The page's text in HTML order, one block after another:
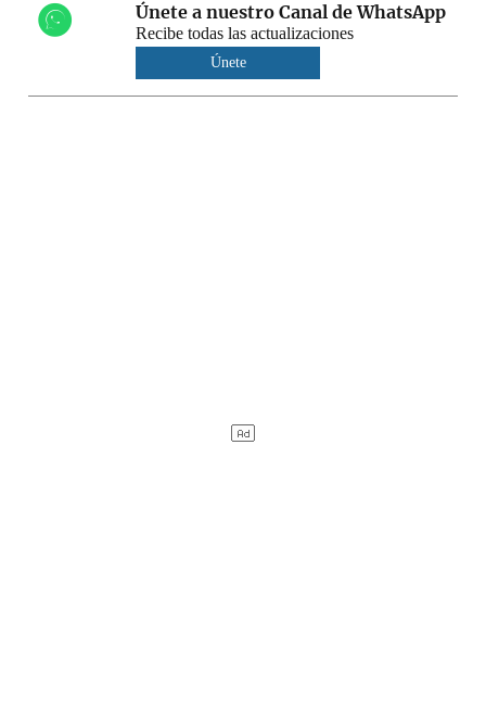
Únete a nuestro Canal de WhatsApp
Recibe todas las actualizaciones
Únete